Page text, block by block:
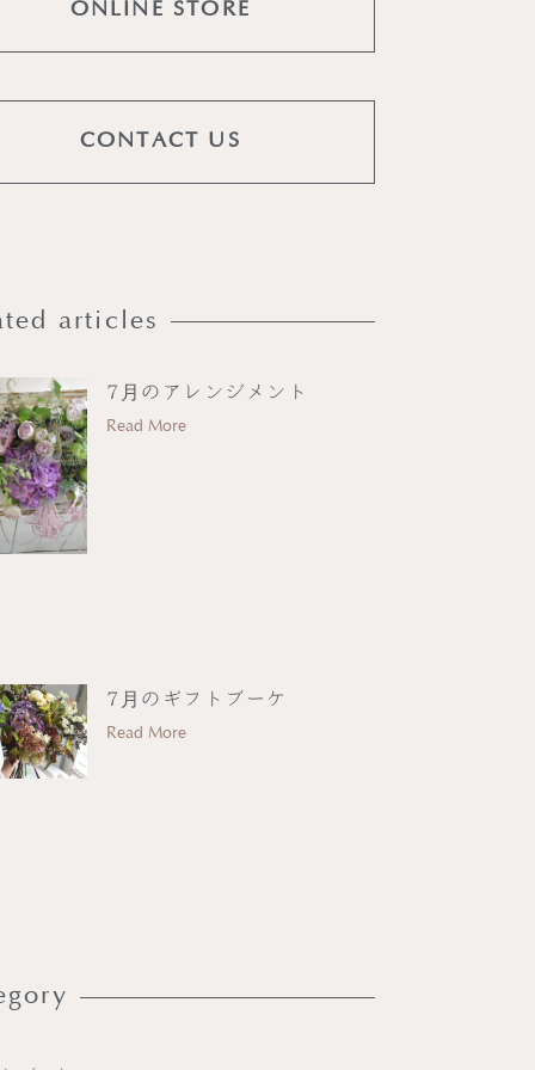
ONLINE STORE
CONTACT US
articles
7月のアレンジメント
Read More
7月のギフトブーケ
Read More